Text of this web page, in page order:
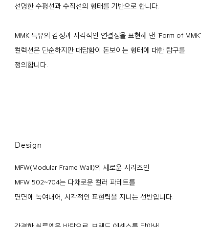
선명한 수평선과 수직선의 형태를 기반으로 합니다.
MMK 특유의 감성과 시각적인 연결성을 표현해 낸 'Form of MMK'
컬렉션은 단순하지만 대담함이 돋보이는 형태에 대한 탐구를
정의합니다.
Design
MFW(Modular Frame Wall)의 새로운 시리즈인
MFW 502~704는 다채로운 컬러 파레트를
면면에 녹여내어, 시각적인 표현력을 지니는 선반입니다.